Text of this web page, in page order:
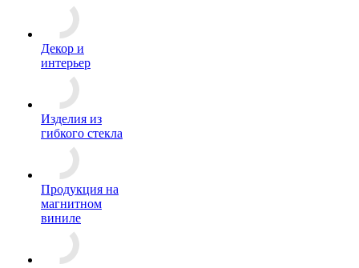
Декор и
интерьер
Изделия из
гибкого стекла
Продукция на
магнитном
виниле